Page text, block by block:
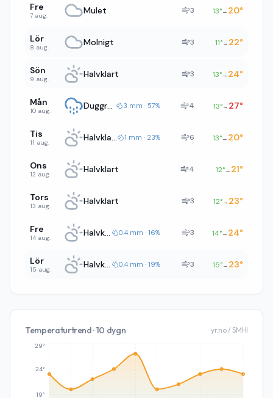
Fre
7 aug. Mulet 3 13°→ 20°
Lör
8 aug. Molnigt 3 11°→ 22°
Sön
9 aug. Halvklart 3 13°→ 24°
Mån
10 aug. Duggregn 3 mm · 57% 4 13°→ 27°
Tis
11 aug. Halvklart 1 mm · 23% 6 13°→ 20°
Ons
12 aug. Halvklart 4 12°→ 21°
Tors
13 aug. Halvklart 3 12°→ 23°
Fre
14 aug. Halvklart 0.4 mm · 16% 3 14°→ 24°
Lör
15 aug. Halvklart 0.4 mm · 19% 3 15°→ 23°
Temperaturtrend · 10 dygn yr.no / SMHI
19°
24°
29°